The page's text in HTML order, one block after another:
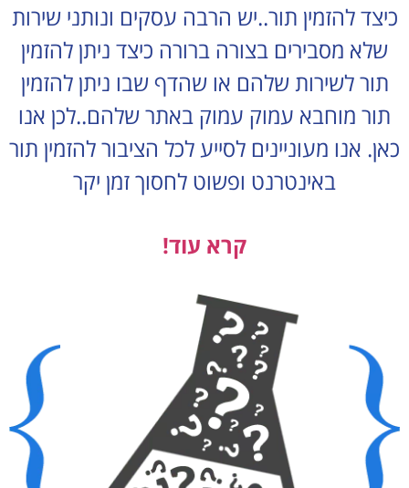
כיצד להזמין תור..יש הרבה עסקים ונותני שירות
שלא מסבירים בצורה ברורה כיצד ניתן להזמין
תור לשירות שלהם או שהדף שבו ניתן להזמין
תור מוחבא עמוק עמוק באתר שלהם..לכן אנו
כאן. אנו מעוניינים לסייע לכל הציבור להזמין תור
באינטרנט ופשוט לחסוך זמן יקר
קרא עוד!